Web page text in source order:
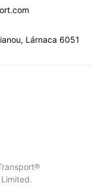
, Lárnaca 6051